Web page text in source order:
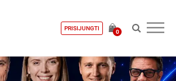
PRISIJUNGTI
0